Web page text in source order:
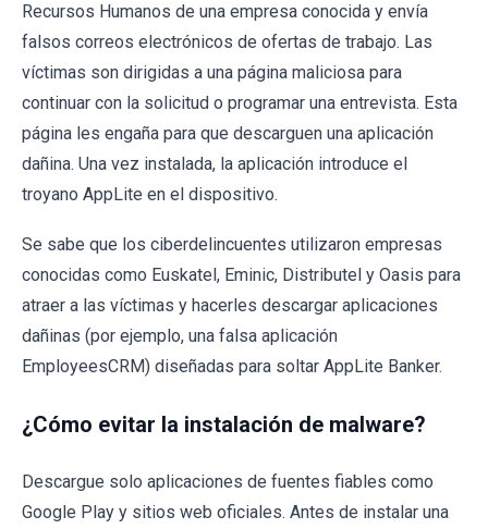
Recursos Humanos de una empresa conocida y envía
falsos correos electrónicos de ofertas de trabajo. Las
víctimas son dirigidas a una página maliciosa para
continuar con la solicitud o programar una entrevista. Esta
página les engaña para que descarguen una aplicación
dañina. Una vez instalada, la aplicación introduce el
troyano AppLite en el dispositivo.
Se sabe que los ciberdelincuentes utilizaron empresas
conocidas como Euskatel, Eminic, Distributel y Oasis para
atraer a las víctimas y hacerles descargar aplicaciones
dañinas (por ejemplo, una falsa aplicación
EmployeesCRM) diseñadas para soltar AppLite Banker.
¿Cómo evitar la instalación de malware?
Descargue solo aplicaciones de fuentes fiables como
Google Play y sitios web oficiales. Antes de instalar una